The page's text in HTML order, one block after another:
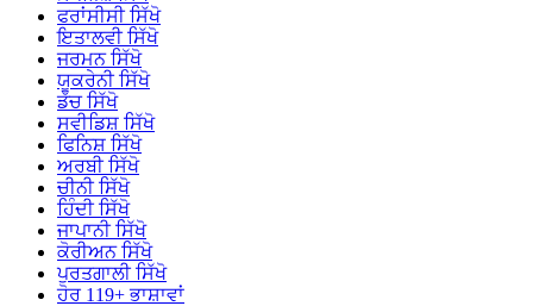
ਫਰਾਂਸੀਸੀ ਸਿੱਖੋ
ਇਤਾਲਵੀ ਸਿੱਖੋ
ਜਰਮਨ ਸਿੱਖੋ
ਯੂਕਰੇਨੀ ਸਿੱਖੋ
ਡੱਚ ਸਿੱਖੋ
ਸਵੀਡਿਸ਼ ਸਿੱਖੋ
ਫਿਨਿਸ਼ ਸਿੱਖੋ
ਅਰਬੀ ਸਿੱਖੋ
ਚੀਨੀ ਸਿੱਖੋ
ਹਿੰਦੀ ਸਿੱਖੋ
ਜਾਪਾਨੀ ਸਿੱਖੋ
ਕੋਰੀਅਨ ਸਿੱਖੋ
ਪੁਰਤਗਾਲੀ ਸਿੱਖੋ
ਹੋਰ 119+ ਭਾਸ਼ਾਵਾਂ